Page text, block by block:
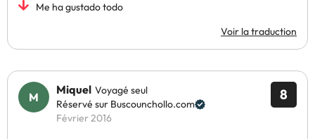
Me ha gustado todo
Voir la traduction
8
Miquel Voyagé seul
Réservé sur Buscounchollo.com
Février 2016